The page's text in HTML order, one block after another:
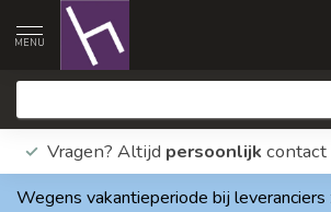
MENU
Vragen? Altijd persoonlijk contact
Wegens vakantieperiode bij